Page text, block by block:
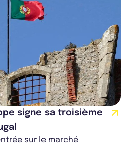
signe sa troisième
sur le marché